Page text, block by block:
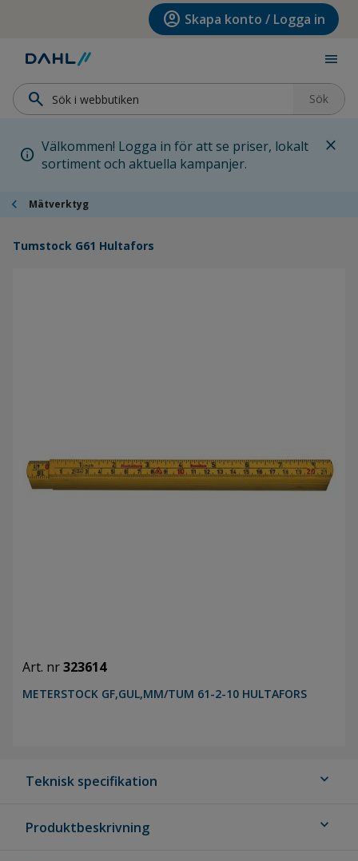
Hoppa till huvudinnehållet account_circle Skapa konto / Logga in
menu
search Sök
info Välkommen! Logga in för att se priser, lokalt
sortiment och aktuella kampanjer.
close
chevron_left Mätverktyg
Tumstock G61 Hultafors
Art. nr323614
METERSTOCK GF,GUL,MM/TUM 61-2-10 HULTAFORS
Teknisk specifikation expand_more
Produktbeskrivning expand_more